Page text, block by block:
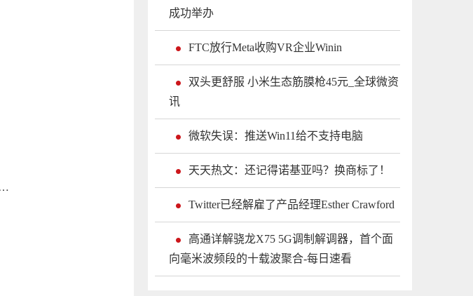
成功举办
FTC放行Meta收购VR企业Winin
双头更舒服 小米生态筋膜枪45元_全球微资
讯
微软失误：推送Win11给不支持电脑
天天热文：还记得诺基亚吗？换商标了！
Twitter已经解雇了产品经理Esther Crawford
高通详解骁龙X75 5G调制解调器，首个面
向毫米波频段的十载波聚合-每日速看